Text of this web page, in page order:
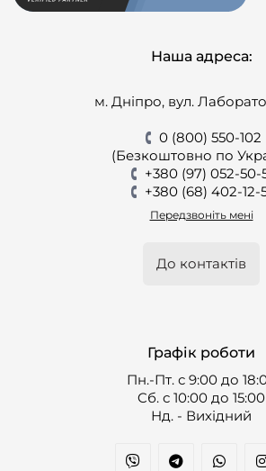
Наша адреса:
м. Дніпро, вул.
0 (800) 550-102
(Безкоштовно по
+380 (97) 052-50-
+380 (68) 402-12-
Передзвоніть мені
До контактів
Графік роботи
Пн.-Пт. с 9:00 до
Cб. с 10:00 до 15:00
Нд. - Вихідний